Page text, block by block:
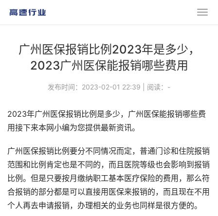
广州医保报销比例2023年是多少，
2023广州医保能报销哪些费用
发布时间：2023-02-01 22:39 阅读： -
2023年广州医保报销比例是多少，广州医保能报销哪些费
用接下来本网小编为您提供最新资讯。
广州医保报销比例要分不同情况而定，普通门诊和住院报销
范围和比例肯定也是不同的，而且医院等级也会影响到报销
比例。但是只要按月缴纳职工基本医疗保险的费用，那么符
合报销的部分都是可以直接用医保来报销的，而且现在不用
个人再去申请报销，办理相关的业务也同样是很方便的。